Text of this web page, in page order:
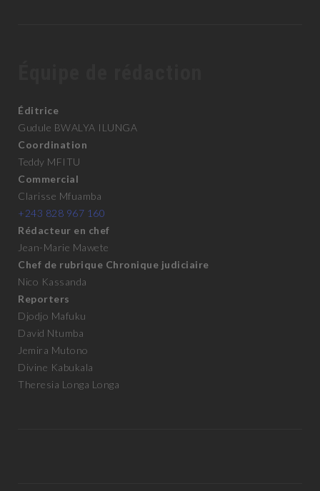
Éditrice
Gudule BWALYA ILUNGA
Coordination
Teddy MFITU
Commercial
Clarisse Mfuamba
+243 828 967 160
Rédacteur en chef
Jean-Marie Mawete
Chef de rubrique Chronique judiciaire
Nico Kassanda
Reporters
Djodjo Mafuku
David Ntumba
Jemira Mutono
Divine Kabukala
Theresia Longa Longa